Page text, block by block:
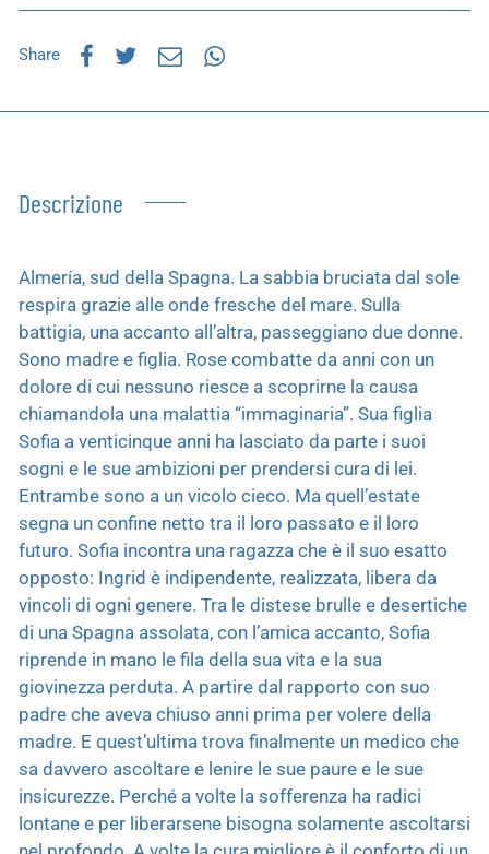
Share
Descrizione
Almería, sud della Spagna. La sabbia bruciata dal sole
respira grazie alle onde fresche del mare. Sulla
battigia, una accanto all’altra, passeggiano due donne.
Sono madre e figlia. Rose combatte da anni con un
dolore di cui nessuno riesce a scoprirne la causa
chiamandola una malattia “immaginaria”. Sua figlia
Sofia a venticinque anni ha lasciato da parte i suoi
sogni e le sue ambizioni per prendersi cura di lei.
Entrambe sono a un vicolo cieco. Ma quell’estate
segna un confine netto tra il loro passato e il loro
futuro. Sofia incontra una ragazza che è il suo esatto
opposto: Ingrid è indipendente, realizzata, libera da
vincoli di ogni genere. Tra le distese brulle e desertiche
di una Spagna assolata, con l’amica accanto, Sofia
riprende in mano le fila della sua vita e la sua
giovinezza perduta. A partire dal rapporto con suo
padre che aveva chiuso anni prima per volere della
madre. E quest’ultima trova finalmente un medico che
sa davvero ascoltare e lenire le sue paure e le sue
insicurezze. Perché a volte la sofferenza ha radici
lontane e per liberarsene bisogna solamente ascoltarsi